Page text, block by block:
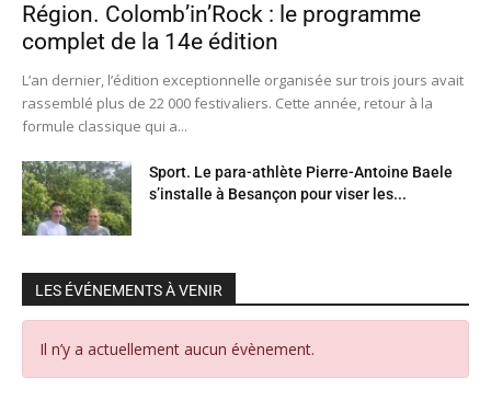
Région. Colomb’in’Rock : le programme
complet de la 14e édition
L’an dernier, l’édition exceptionnelle organisée sur trois jours avait
rassemblé plus de 22 000 festivaliers. Cette année, retour à la
formule classique qui a...
Sport. Le para-athlète Pierre-Antoine Baele
s’installe à Besançon pour viser les...
LES ÉVÉNEMENTS À VENIR
Il n’y a actuellement aucun évènement.